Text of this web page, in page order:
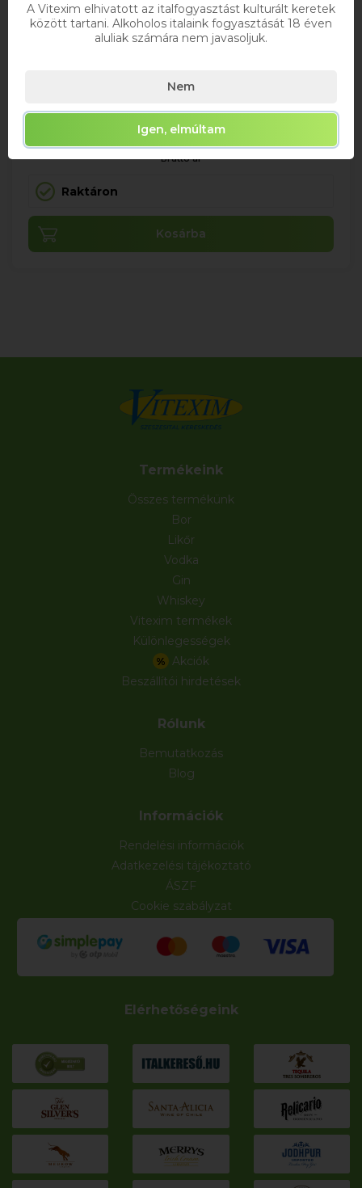
5 770 Ft
Bruttó ár
Raktáron
Kosárba
Termékeink
Összes termékünk
Bor
Likőr
Vodka
Gin
Whiskey
Vitexim termékek
Különlegességek
% Akciók
Beszállítói hirdetések
Rólunk
Bemutatkozás
Blog
Információk
Rendelési információk
Adatkezelési tájékoztató
ÁSZF
Cookie szabályzat
Elérhetőségeink
A Vitexim elhivatott az italfogyasztást kulturált keretek
között tartani. Alkoholos italaink fogyasztását 18 éven
aluliak számára nem javasoljuk.
Nem
Igen, elmúltam